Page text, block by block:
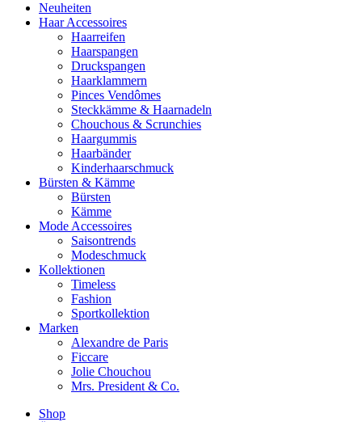
Neuheiten
Haar Accessoires
Haarreifen
Haarspangen
Druckspangen
Haarklammern
Pinces Vendômes
Steckkämme & Haarnadeln
Chouchous & Scrunchies
Haargummis
Haarbänder
Kinderhaarschmuck
Bürsten & Kämme
Bürsten
Kämme
Mode Accessoires
Saisontrends
Modeschmuck
Kollektionen
Timeless
Fashion
Sportkollektion
Marken
Alexandre de Paris
Ficcare
Jolie Chouchou
Mrs. President & Co.
Shop